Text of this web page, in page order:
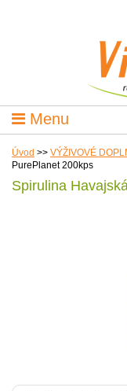
Menu
Úvod >> VÝŽIVOVÉ
PurePlanet 200kps
Spirulina